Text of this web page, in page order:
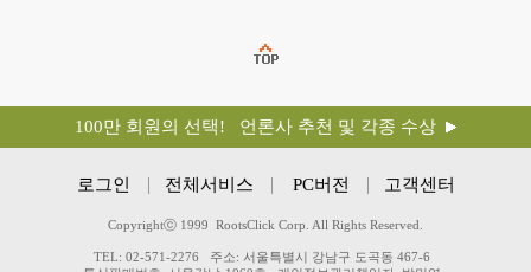
100만 회원의 선택! 언론사 추천 및 각종 수상
로그인 전체서비스 PC버전 고객센터
Copyrightⓒ 1999 RootsClick Corp. All Rights Reserved.
TEL: 02-571-2276
주소: 서울특별시 강남구 도곡동 467-6